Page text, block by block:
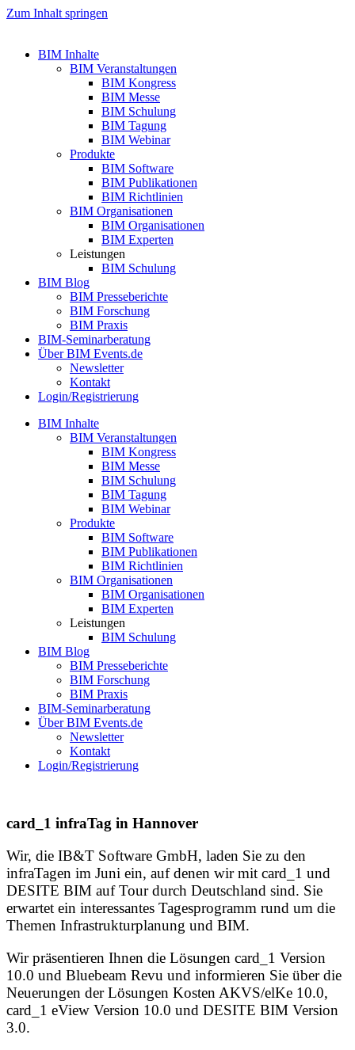
Zum Inhalt springen
BIM Inhalte
BIM Veranstaltungen
BIM Kongress
BIM Messe
BIM Schulung
BIM Tagung
BIM Webinar
Produkte
BIM Software
BIM Publikationen
BIM Richtlinien
BIM Organisationen
BIM Organisationen
BIM Experten
Leistungen
BIM Schulung
BIM Blog
BIM Presseberichte
BIM Forschung
BIM Praxis
BIM-Seminarberatung
Über BIM Events.de
Newsletter
Kontakt
Login/Registrierung
BIM Inhalte
BIM Veranstaltungen
BIM Kongress
BIM Messe
BIM Schulung
BIM Tagung
BIM Webinar
Produkte
BIM Software
BIM Publikationen
BIM Richtlinien
BIM Organisationen
BIM Organisationen
BIM Experten
Leistungen
BIM Schulung
BIM Blog
BIM Presseberichte
BIM Forschung
BIM Praxis
BIM-Seminarberatung
Über BIM Events.de
Newsletter
Kontakt
Login/Registrierung
card_1 infraTag in Hannover
Wir, die IB&T Software GmbH, laden Sie zu den
infraTagen im Juni ein, auf denen wir mit card_1 und
DESITE BIM auf Tour durch Deutschland sind. Sie
erwartet ein interessantes Tagesprogramm rund um die
Themen Infrastrukturplanung und BIM.
Wir präsentieren Ihnen die Lösungen card_1 Version
10.0 und Bluebeam Revu und informieren Sie über die
Neuerungen der Lösungen Kosten AKVS/elKe 10.0,
card_1 eView Version 10.0 und DESITE BIM Version
3.0.